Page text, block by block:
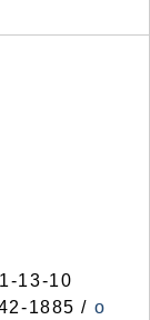
13-10
1885 / o